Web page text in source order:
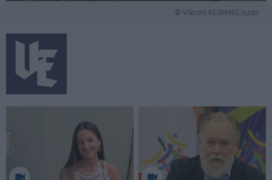
© Viktoro KESMINO nuotr.